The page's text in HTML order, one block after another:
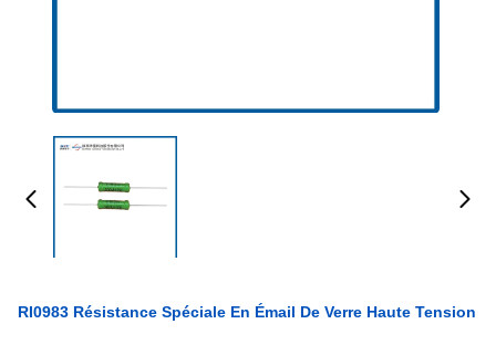
RI0983 Résistance Spéciale En Émail De Verre Haute Tension